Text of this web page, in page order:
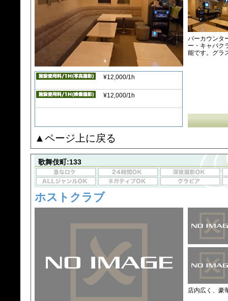
¥12,000/1h
¥12,000/1h
バーカウンタ
ー・キャバク
能です。グラ
▲ページ上に戻る
歌舞伎町:133
ホストクラブ
店内広く、豪